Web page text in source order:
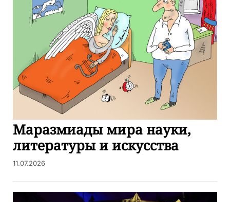
Маразмиады мира науки,
литературы и искусства
11.07.2026